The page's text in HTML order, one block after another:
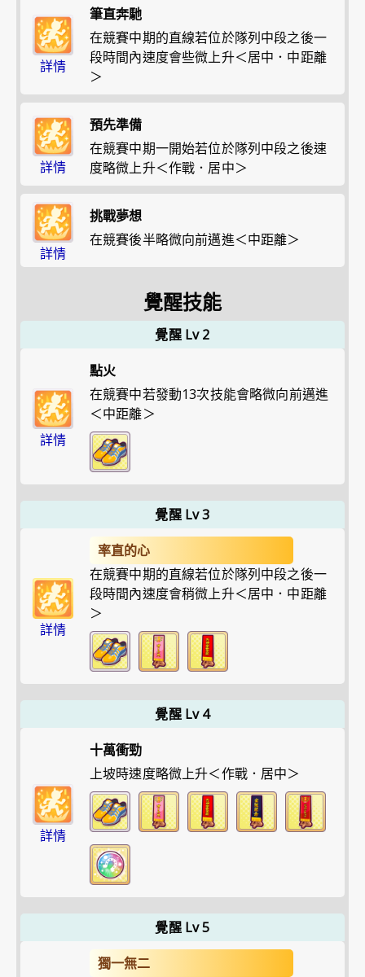
詳情
筆直奔馳
在競賽中期的直線若位於隊列中段之後一
段時間內速度會些微上升＜居中．中距離
＞
詳情
預先準備
在競賽中期一開始若位於隊列中段之後速
度略微上升＜作戰．居中＞
詳情
挑戰夢想
在競賽後半略微向前邁進＜中距離＞
覺醒技能
覺醒 Lv 2
詳情
點火
在競賽中若發動13次技能會略微向前邁進
＜中距離＞
覺醒 Lv 3
詳情
率直的心
在競賽中期的直線若位於隊列中段之後一
段時間內速度會稍微上升＜居中．中距離
＞
覺醒 Lv 4
詳情
十萬衝勁
上坡時速度略微上升＜作戰．居中＞
覺醒 Lv 5
獨一無二